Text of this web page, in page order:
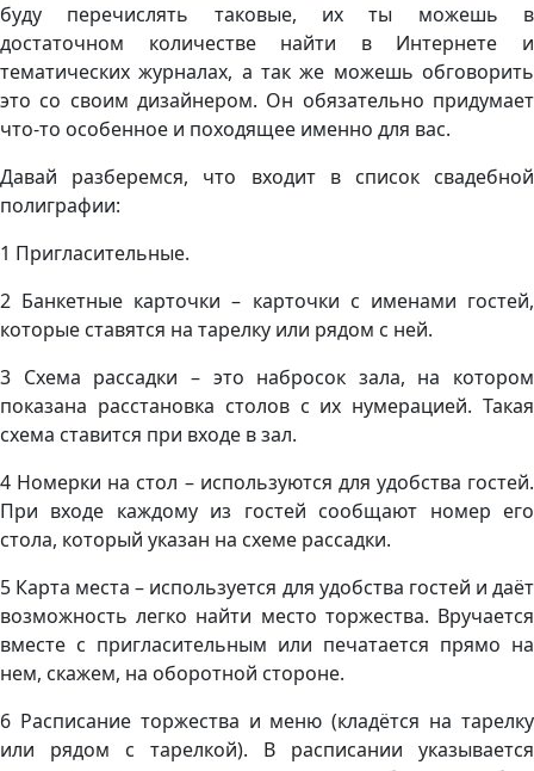
буду перечислять таковые, их ты можешь в
достаточном количестве найти в Интернете и
тематических журналах, а так же можешь обговорить
это со своим дизайнером. Он обязательно придумает
что-то особенное и походящее именно для вас.
Давай разберемся, что входит в список свадебной
полиграфии:
1 Пригласительные.
2 Банкетные карточки – карточки с именами гостей,
которые ставятся на тарелку или рядом с ней.
3 Схема рассадки – это набросок зала, на котором
показана расстановка столов с их нумерацией. Такая
схема ставится при входе в зал.
4 Номерки на стол – используются для удобства гостей.
При входе каждому из гостей сообщают номер его
стола, который указан на схеме рассадки.
5 Карта места – используется для удобства гостей и даёт
возможность легко найти место торжества. Вручается
вместе с пригласительным или печатается прямо на
нем, скажем, на оборотной стороне.
6 Расписание торжества и меню (кладётся на тарелку
или рядом с тарелкой). В расписании указывается